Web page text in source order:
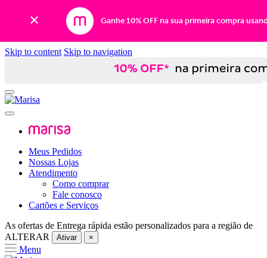
Ganhe 10% OFF na sua primeira compra
Skip to content Skip to navigation
Meus Pedidos
Nossas Lojas
Atendimento
Como comprar
Fale conosco
Cartões e Serviços
As ofertas de Entrega rápida estão personalizados para a região de
ALTERAR
Ativar ×
Menu